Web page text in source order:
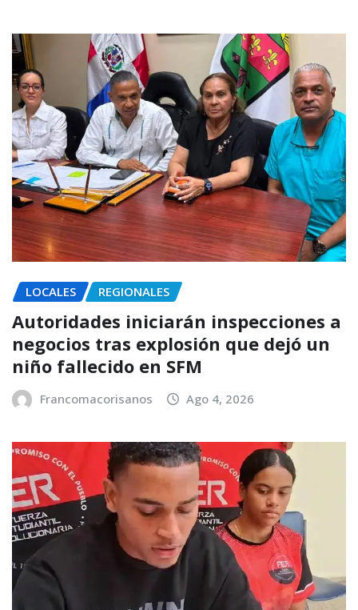
LOCALES REGIONALES
Autoridades iniciarán inspecciones a
negocios tras explosión que dejó un
niño fallecido en SFM
Francomacorisanos Ago 4, 2026